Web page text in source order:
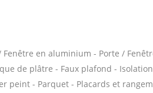
en aluminium - Porte /
de plâtre - Faux plafond -
peint - Parquet - Placards et